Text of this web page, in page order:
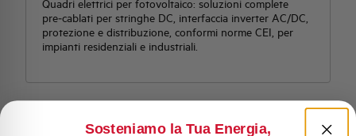
Quadri elettrici per fotovoltaico: soluzioni complete
pre‑cablati per stringhe DC, interfaccia inverter AC/DC,
protezione e distribuzione, conformi norme CEI, per
impianti residenziali e industriali.
Sosteniamo la Tua Energia,